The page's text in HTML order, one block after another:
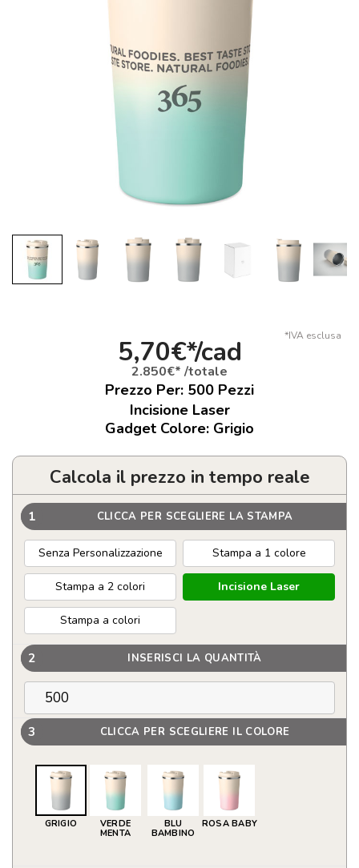
*IVA esclusa
5,70€*/cad
2.850€* /totale
Prezzo Per: 500 Pezzi
Incisione Laser
Gadget Colore: Grigio
Calcola il prezzo in tempo reale
1 CLICCA PER SCEGLIERE LA STAMPA
Senza Personalizzazione Stampa a 1 colore
Stampa a 2 colori Incisione Laser
Stampa a colori
2 INSERISCI LA QUANTITÀ
3 CLICCA PER SCEGLIERE IL COLORE
GRIGIO
VERDE
MENTA
BLU
BAMBINO
ROSA BABY